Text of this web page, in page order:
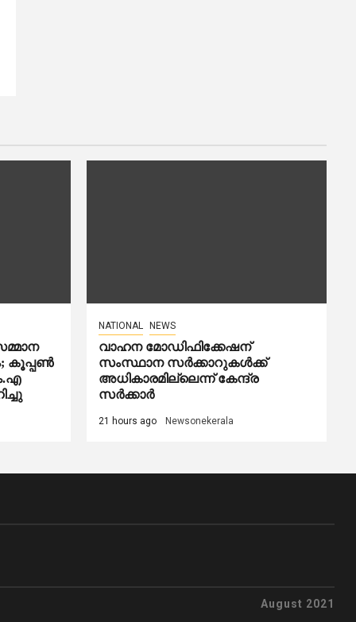
കൂപ്പൺ
NATIONAL NEWS
വാഹന മോഡിഫിക്കേഷന്
സംസ്ഥാന സർക്കാറുകൾക്ക്
അധികാരമില്ലെന്ന് കേന്ദ്ര
സർക്കാർ
21 hours ago Newsonekerala
August 2021